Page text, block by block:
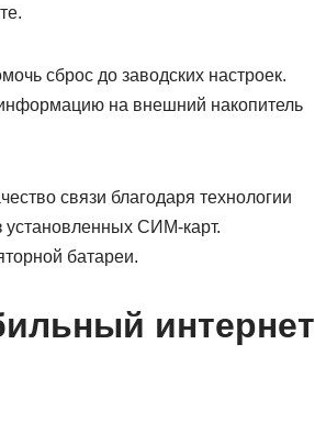
сброс до заводских настроек.
на внешний накопитель
связи благодаря технологии
установленных СИМ-карт.
батареи.
интернет